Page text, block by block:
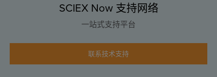
SCIEX Now 支持网络
一站式支持平台
联系技术支持